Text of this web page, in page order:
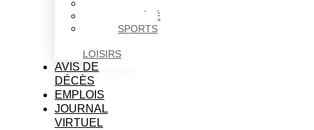
SOCIÉTÉ
SPORTS
LOISIRS
AVIS DE
DÉCÈS
EMPLOIS
JOURNAL
VIRTUEL